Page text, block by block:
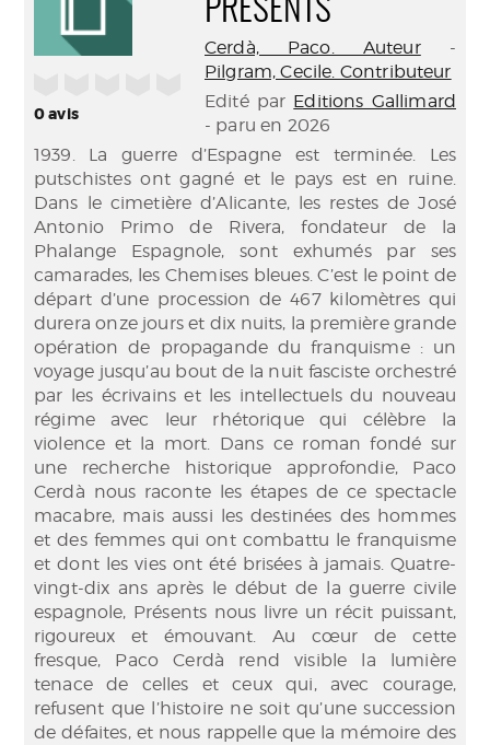
0avis
PRÉSENTS
Cerdà, Paco. Auteur-
Pilgram, Cecile. Contributeur
Edité par Editions Gallimard
- paru en 2026
1939. La guerre d’Espagne est terminée. Les
putschistes ont gagné et le pays est en ruine.
Dans le cimetière d’Alicante, les restes de José
Antonio Primo de Rivera, fondateur de la
Phalange Espagnole, sont exhumés par ses
camarades, les Chemises bleues. C’est le point de
départ d’une procession de 467 kilomètres qui
durera onze jours et dix nuits, la première grande
opération de propagande du franquisme : un
voyage jusqu’au bout de la nuit fasciste orchestré
par les écrivains et les intellectuels du nouveau
régime avec leur rhétorique qui célèbre la
violence et la mort. Dans ce roman fondé sur
une recherche historique approfondie, Paco
Cerdà nous raconte les étapes de ce spectacle
macabre, mais aussi les destinées des hommes
et des femmes qui ont combattu le franquisme
et dont les vies ont été brisées à jamais. Quatre-
vingt-dix ans après le début de la guerre civile
espagnole, Présents nous livre un récit puissant,
rigoureux et émouvant. Au cœur de cette
fresque, Paco Cerdà rend visible la lumière
tenace de celles et ceux qui, avec courage,
refusent que l’histoire ne soit qu’une succession
de défaites, et nous rappelle que la mémoire des